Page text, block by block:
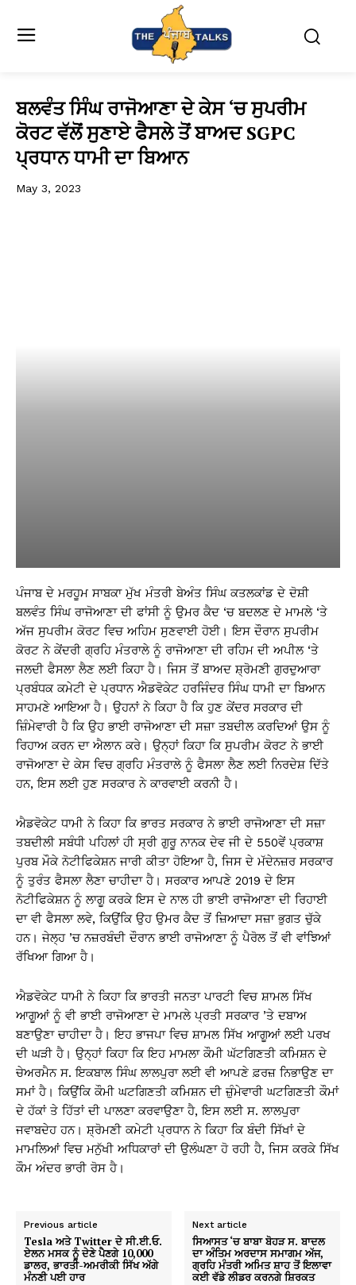
ਬਲਵੰਤ ਸਿੰਘ ਰਾਜੋਆਣਾ ਦੇ ਕੇਸ ‘ਚ ਸੁਪਰੀਮ
ਕੋਰਟ ਵੱਲੋਂ ਸੁਣਾਏ ਫੈਸਲੇ ਤੋਂ ਬਾਅਦ SGPC
ਪ੍ਰਧਾਨ ਧਾਮੀ ਦਾ ਬਿਆਨ
May 3, 2023
ਪੰਜਾਬ ਦੇ ਮਰਹੂਮ ਸਾਬਕਾ ਮੁੱਖ ਮੰਤਰੀ ਬੇਅੰਤ ਸਿੰਘ ਕਤਲਕਾਂਡ ਦੇ ਦੋਸ਼ੀ
ਬਲਵੰਤ ਸਿੰਘ ਰਾਜੋਆਣਾ ਦੀ ਫਾਂਸੀ ਨੂੰ ਉਮਰ ਕੈਦ ‘ਚ ਬਦਲਣ ਦੇ ਮਾਮਲੇ ‘ਤੇ
ਅੱਜ ਸੁਪਰੀਮ ਕੋਰਟ ਵਿਚ ਅਹਿਮ ਸੁਣਵਾਈ ਹੋਈ। ਇਸ ਦੌਰਾਨ ਸੁਪਰੀਮ
ਕੋਰਟ ਨੇ ਕੇਂਦਰੀ ਗ੍ਰਹਿ ਮੰਤਰਾਲੇ ਨੂੰ ਰਾਜੋਆਣਾ ਦੀ ਰਹਿਮ ਦੀ ਅਪੀਲ ‘ਤੇ
ਜਲਦੀ ਫੈਸਲਾ ਲੈਣ ਲਈ ਕਿਹਾ ਹੈ। ਜਿਸ ਤੋਂ ਬਾਅਦ ਸ਼੍ਰੋਮਣੀ ਗੁਰਦੁਆਰਾ
ਪ੍ਰਬੰਧਕ ਕਮੇਟੀ ਦੇ ਪ੍ਰਧਾਨ ਐਡਵੋਕੇਟ ਹਰਜਿੰਦਰ ਸਿੰਘ ਧਾਮੀ ਦਾ ਬਿਆਨ
ਸਾਹਮਣੇ ਆਇਆ ਹੈ। ਉਹਨਾਂ ਨੇ ਕਿਹਾ ਹੈ ਕਿ ਹੁਣ ਕੇਂਦਰ ਸਰਕਾਰ ਦੀ
ਜ਼ਿੰਮੇਵਾਰੀ ਹੈ ਕਿ ਉਹ ਭਾਈ ਰਾਜੋਆਣਾ ਦੀ ਸਜ਼ਾ ਤਬਦੀਲ ਕਰਦਿਆਂ ਉਸ ਨੂੰ
ਰਿਹਾਅ ਕਰਨ ਦਾ ਐਲਾਨ ਕਰੇ। ਉਨ੍ਹਾਂ ਕਿਹਾ ਕਿ ਸੁਪਰੀਮ ਕੋਰਟ ਨੇ ਭਾਈ
ਰਾਜੋਆਣਾ ਦੇ ਕੇਸ ਵਿਚ ਗ੍ਰਹਿ ਮੰਤਰਾਲੇ ਨੂੰ ਫੈਸਲਾ ਲੈਣ ਲਈ ਨਿਰਦੇਸ਼ ਦਿੱਤੇ
ਹਨ, ਇਸ ਲਈ ਹੁਣ ਸਰਕਾਰ ਨੇ ਕਾਰਵਾਈ ਕਰਨੀ ਹੈ।
ਐਡਵੋਕੇਟ ਧਾਮੀ ਨੇ ਕਿਹਾ ਕਿ ਭਾਰਤ ਸਰਕਾਰ ਨੇ ਭਾਈ ਰਾਜੋਆਣਾ ਦੀ ਸਜ਼ਾ
ਤਬਦੀਲੀ ਸਬੰਧੀ ਪਹਿਲਾਂ ਹੀ ਸ੍ਰੀ ਗੁਰੂ ਨਾਨਕ ਦੇਵ ਜੀ ਦੇ 550ਵੇਂ ਪ੍ਰਕਾਸ਼
ਪੁਰਬ ਮੌਕੇ ਨੋਟੀਫਿਕੇਸ਼ਨ ਜਾਰੀ ਕੀਤਾ ਹੋਇਆ ਹੈ, ਜਿਸ ਦੇ ਮੱਦੇਨਜ਼ਰ ਸਰਕਾਰ
ਨੂੰ ਤੁਰੰਤ ਫੈਸਲਾ ਲੈਣਾ ਚਾਹੀਦਾ ਹੈ। ਸਰਕਾਰ ਆਪਣੇ 2019 ਦੇ ਇਸ
ਨੋਟੀਫਿਕੇਸ਼ਨ ਨੂੰ ਲਾਗੂ ਕਰਕੇ ਇਸ ਦੇ ਨਾਲ ਹੀ ਭਾਈ ਰਾਜੋਆਣਾ ਦੀ ਰਿਹਾਈ
ਦਾ ਵੀ ਫੈਸਲਾ ਲਵੇ, ਕਿਉਂਕਿ ਉਹ ਉਮਰ ਕੈਦ ਤੋਂ ਜ਼ਿਆਦਾ ਸਜ਼ਾ ਭੁਗਤ ਚੁੱਕੇ
ਹਨ। ਜੇਲ੍ਹ ’ਚ ਨਜ਼ਰਬੰਦੀ ਦੌਰਾਨ ਭਾਈ ਰਾਜੋਆਣਾ ਨੂੰ ਪੈਰੋਲ ਤੋਂ ਵੀ ਵਾਂਝਿਆਂ
ਰੱਖਿਆ ਗਿਆ ਹੈ।
ਐਡਵੋਕੇਟ ਧਾਮੀ ਨੇ ਕਿਹਾ ਕਿ ਭਾਰਤੀ ਜਨਤਾ ਪਾਰਟੀ ਵਿਚ ਸ਼ਾਮਲ ਸਿੱਖ
ਆਗੂਆਂ ਨੂੰ ਵੀ ਭਾਈ ਰਾਜੋਆਣਾ ਦੇ ਮਾਮਲੇ ਪ੍ਰਤੀ ਸਰਕਾਰ ’ਤੇ ਦਬਾਅ
ਬਣਾਉਣਾ ਚਾਹੀਦਾ ਹੈ। ਇਹ ਭਾਜਪਾ ਵਿਚ ਸ਼ਾਮਲ ਸਿੱਖ ਆਗੂਆਂ ਲਈ ਪਰਖ
ਦੀ ਘੜੀ ਹੈ। ਉਨ੍ਹਾਂ ਕਿਹਾ ਕਿ ਇਹ ਮਾਮਲਾ ਕੌਮੀ ਘੱਟਗਿਣਤੀ ਕਮਿਸ਼ਨ ਦੇ
ਚੇਅਰਮੈਨ ਸ. ਇਕਬਾਲ ਸਿੰਘ ਲਾਲਪੁਰਾ ਲਈ ਵੀ ਆਪਣੇ ਫ਼ਰਜ਼ ਨਿਭਾਉਣ ਦਾ
ਸਮਾਂ ਹੈ। ਕਿਉਂਕਿ ਕੌਮੀ ਘਟਗਿਣਤੀ ਕਮਿਸ਼ਨ ਦੀ ਜ਼ੁੰਮੇਵਾਰੀ ਘਟਗਿਣਤੀ ਕੌਮਾਂ
ਦੇ ਹੱਕਾਂ ਤੇ ਹਿੱਤਾਂ ਦੀ ਪਾਲਣਾ ਕਰਵਾਉਣਾ ਹੈ, ਇਸ ਲਈ ਸ. ਲਾਲਪੁਰਾ
ਜਵਾਬਦੇਹ ਹਨ। ਸ਼੍ਰੋਮਣੀ ਕਮੇਟੀ ਪ੍ਰਧਾਨ ਨੇ ਕਿਹਾ ਕਿ ਬੰਦੀ ਸਿੱਖਾਂ ਦੇ
ਮਾਮਲਿਆਂ ਵਿਚ ਮਨੁੱਖੀ ਅਧਿਕਾਰਾਂ ਦੀ ਉਲੰਘਣਾ ਹੋ ਰਹੀ ਹੈ, ਜਿਸ ਕਰਕੇ ਸਿੱਖ
ਕੌਮ ਅੰਦਰ ਭਾਰੀ ਰੋਸ ਹੈ।
Previous article
Tesla ਅਤੇ Twitter ਦੇ ਸੀ.ਈ.ਓ.
ਏਲਨ ਮਸਕ ਨੂੰ ਦੇਣੇ ਪੈਣਗੇ 10,000
ਡਾਲਰ, ਭਾਰਤੀ-ਅਮਰੀਕੀ ਸਿੱਖ ਅੱਗੇ
ਮੰਨਣੀ ਪਈ ਹਾਰ
Next article
ਸਿਆਸਤ ‘ਚ ਬਾਬਾ ਬੋਹੜ ਸ. ਬਾਦਲ
ਦਾ ਅੰਤਿਮ ਅਰਦਾਸ ਸਮਾਗਮ ਅੱਜ,
ਗ੍ਰਹਿ ਮੰਤਰੀ ਅਮਿਤ ਸ਼ਾਹ ਤੋਂ ਇਲਾਵਾ
ਕਈ ਵੱਡੇ ਲੀਡਰ ਕਰਨਗੇ ਸ਼ਿਰਕਤ